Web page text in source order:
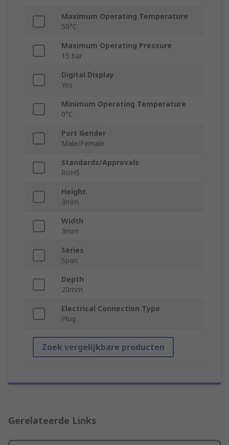
Maximum Operating Temperature
50°C
Maximum Operating Pressure
15 bar
Digital Display
Yes
Minimum Operating Temperature
0°C
Port Gender
Male/Female
Standards/Approvals
RoHS
Height
3mm
Width
3mm
Series
Span
Depth
20mm
Electrical Connection Type
Plug
Zoek vergelijkbare producten
Gerelateerde Links